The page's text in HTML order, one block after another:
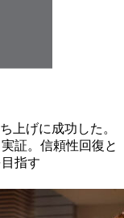
上げに成功した。
証。信頼性回復と
指す